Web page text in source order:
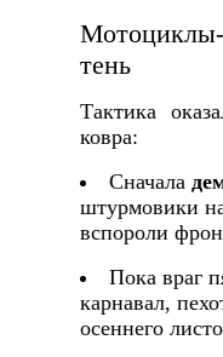
Мотоциклы-
тень
Тактика
ковра:
Сначала
штурмовики
вспороли
Пока враг
карнавал,
осеннего